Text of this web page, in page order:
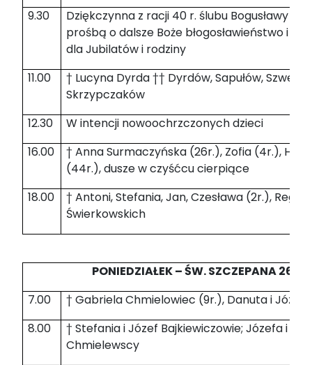
9.30
Dziękczynna z racji 40 r. ślubu Bogusławy i
prośbą o dalsze Boże błogosławieństwo i
dla Jubilatów i rodziny
11.00
† Lucyna Dyrda †† Dyrdów, Sapułów,
Skrzypczaków
12.30
W intencji nowoochrzczonych dzieci
16.00
† Anna Surmaczyńska (26r.), Zofia (4r.),
(44r.), dusze w czyśćcu cierpiące
18.00
† Antoni, Stefania, Jan, Czesława (2r.),
Świerkowskich
PONIEDZIAŁEK – ŚW. SZCZEPANA
7.00
† Gabriela Chmielowiec (9r.), Danuta i Józef
8.00
† Stefania i Józef Bajkiewiczowie; Józefa i
Chmielewscy